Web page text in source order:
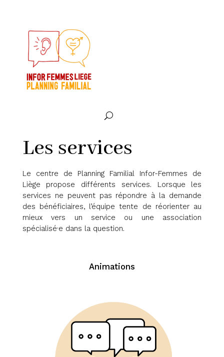
Les services
Le centre de Planning Familial Infor-Femmes de
Liège propose différents services. Lorsque les
services ne peuvent pas répondre à la demande
des bénéficiaires, l’équipe tente de réorienter au
mieux vers un service ou une association
spécialisé·e dans la question.
Animations